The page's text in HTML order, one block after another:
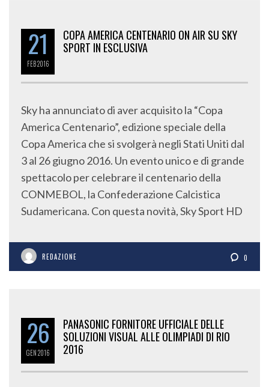
21
FEB2016
COPA AMERICA CENTENARIO ON AIR SU SKY
SPORT IN ESCLUSIVA
Sky ha annunciato di aver acquisito la “Copa
America Centenario”, edizione speciale della
Copa America che si svolgerà negli Stati Uniti dal
3 al 26 giugno 2016. Un evento unico e di grande
spettacolo per celebrare il centenario della
CONMEBOL, la Confederazione Calcistica
Sudamericana. Con questa novità, Sky Sport HD
REDAZIONE 0
26
GEN2016
PANASONIC FORNITORE UFFICIALE DELLE
SOLUZIONI VISUAL ALLE OLIMPIADI DI RIO
2016